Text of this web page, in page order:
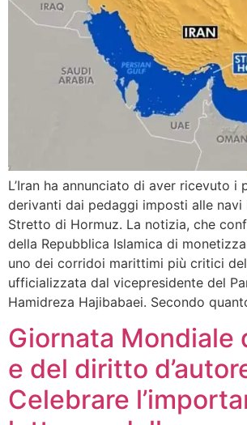
L’Iran ha annunciato di aver ricevuto i
derivanti dai pedaggi imposti alle navi
Stretto di Hormuz. La notizia, che
della Repubblica Islamica di
uno dei corridoi marittimi più critici
ufficializzata dal vicepresidente del
Hamidreza Hajibabaei. Secondo
Giornata Mondiale
e del diritto
Celebrare